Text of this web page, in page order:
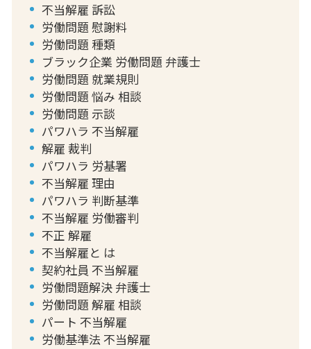
不当解雇 訴訟
労働問題 慰謝料
労働問題 種類
ブラック企業 労働問題 弁護士
労働問題 就業規則
労働問題 悩み 相談
労働問題 示談
パワハラ 不当解雇
解雇 裁判
パワハラ 労基署
不当解雇 理由
パワハラ 判断基準
不当解雇 労働審判
不正 解雇
不当解雇と は
契約社員 不当解雇
労働問題解決 弁護士
労働問題 解雇 相談
パート 不当解雇
労働基準法 不当解雇